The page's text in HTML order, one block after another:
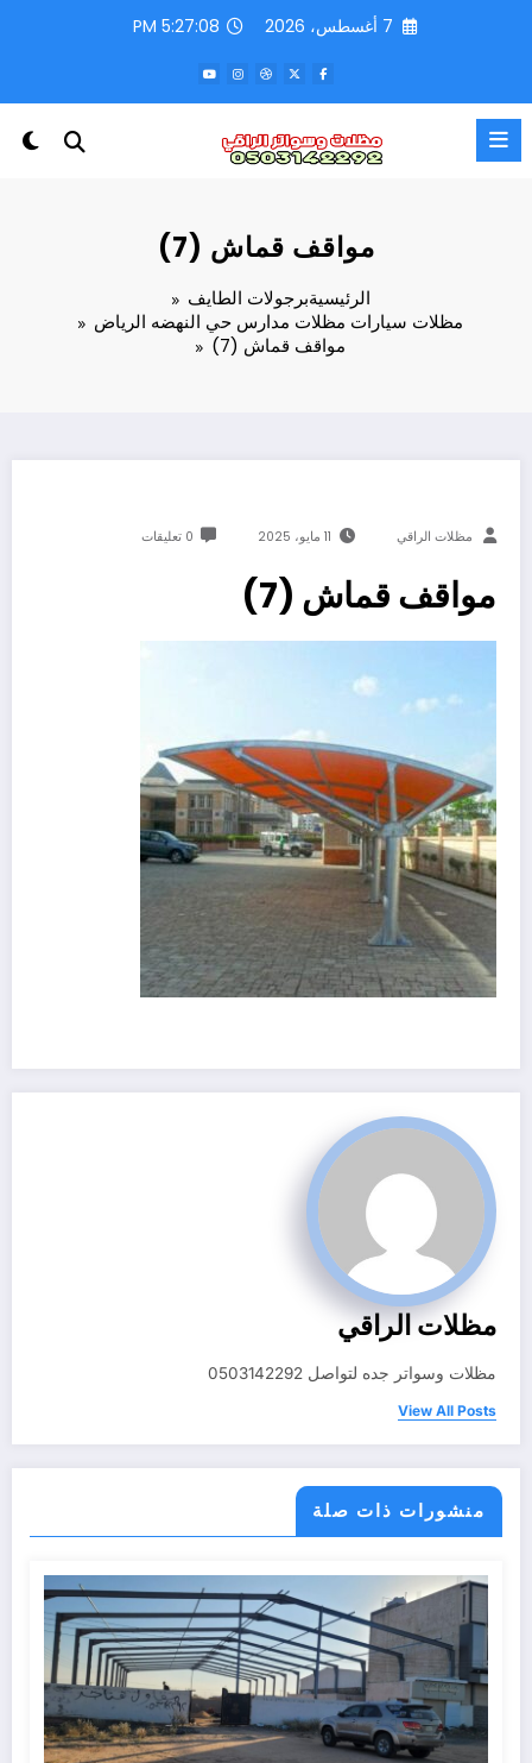
7 أغسطس، 2026 5:27:09 PM
مواقف قماش (7)
الرئيسيةبرجولات الطايف
مظلات سيارات مظلات مدارس حي النهضه الرياض
مواقف قماش (7)
مظلات الراقي 11 مايو، 2025 0 تعليقات
مواقف قماش (7)
مظلات الراقي
مظلات وسواتر جده لتواصل 0503142292
View All Posts
منشورات ذات صلة